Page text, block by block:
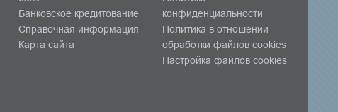
Банковское кредитование
Справочная информация
Карта сайта
конфиденциальности
Политика в отношении
обработки файлов cookies
Настройка файлов cookies